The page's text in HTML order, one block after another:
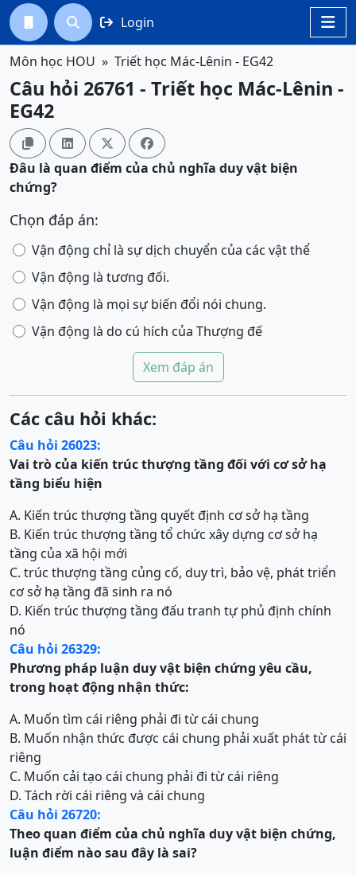

  Login
Môn học HOU Triết học Mác-Lênin - EG42
Câu hỏi 26761 - Triết học Mác-Lênin -
EG42
   
Đâu là quan điểm của chủ nghĩa duy vật biện
chứng?
Chọn đáp án:
Vận động chỉ là sự dịch chuyển của các vật thể
Vận động là tương đối.
Vận động là mọi sự biến đổi nói chung.
Vận động là do cú hích của Thượng đế
Xem đáp án
Các câu hỏi khác:
Câu hỏi 26023:
Vai trò của kiến trúc thượng tầng đối với cơ sở hạ
tầng biểu hiện
A. Kiến trúc thượng tầng quyết định cơ sở hạ tầng
B. Kiến trúc thượng tầng tổ chức xây dựng cơ sở hạ
tầng của xã hội mới
C. trúc thượng tầng củng cố, duy trì, bảo vệ, phát triển
cơ sở hạ tầng đã sinh ra nó
D. Kiến trúc thượng tầng đấu tranh tự phủ định chính
nó
Câu hỏi 26329:
Phương pháp luận duy vật biện chứng yêu cầu,
trong hoạt động nhận thức:
A. Muốn tìm cái riêng phải đi từ cái chung
B. Muốn nhận thức được cái chung phải xuất phát từ cái
riêng
C. Muốn cải tạo cái chung phải đi từ cái riêng
D. Tách rời cái riêng và cái chung
Câu hỏi 26720:
Theo quan điểm của chủ nghĩa duy vật biện chứng,
luận điểm nào sau đây là sai?